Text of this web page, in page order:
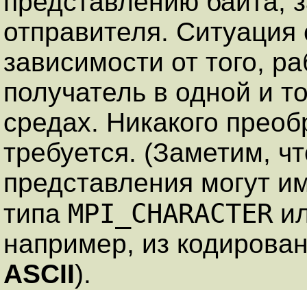
отправителя. Ситуация
зависимости от того,
получатель в одной и
средах. Никакого
требуется. (Заметим,
представления могут
типа MPI_CHARACTER
например, из
ASCII).